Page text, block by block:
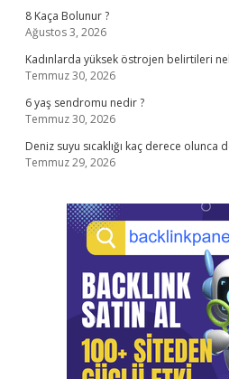
8 Kaça Bolunur ?
Ağustos 3, 2026
Kadınlarda yüksek östrojen belirtileri
Temmuz 30, 2026
6 yaş sendromu nedir ?
Temmuz 30, 2026
Deniz suyu sıcaklığı kaç derece olunca
Temmuz 29, 2026